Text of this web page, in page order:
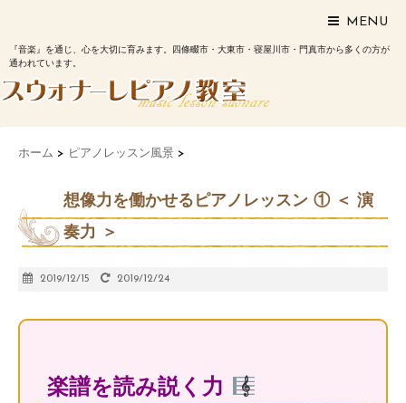
MENU
『音楽』を通じ、心を大切に育みます。四條畷市・大東市・寝屋川市・門真市から多くの方が
通われています。
ホーム > ピアノレッスン風景 >
想像力を働かせるピアノレッスン ① ＜ 演
奏力 ＞
2019/12/15 2019/12/24
楽譜を読み説く力